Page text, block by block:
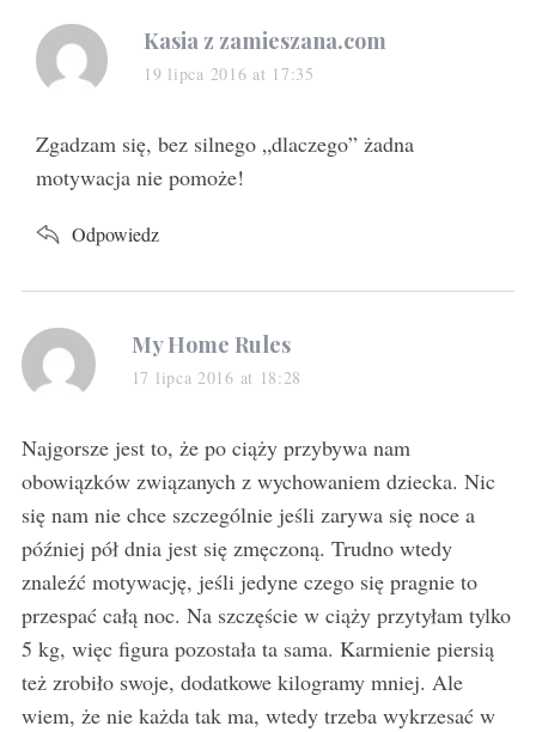
s
a
s
:
Kasia z zamieszana.com
19 lipca 2016 at 17:35
Zgadzam się, bez silnego „dlaczego” żadna
motywacja nie pomoże!
Odpowiedz
s
a
s
:
My Home Rules
17 lipca 2016 at 18:28
Najgorsze jest to, że po ciąży przybywa nam
obowiązków związanych z wychowaniem dziecka. Nic
się nam nie chce szczególnie jeśli zarywa się noce a
później pół dnia jest się zmęczoną. Trudno wtedy
znaleźć motywację, jeśli jedyne czego się pragnie to
przespać całą noc. Na szczęście w ciąży przytyłam tylko
5 kg, więc figura pozostała ta sama. Karmienie piersią
też zrobiło swoje, dodatkowe kilogramy mniej. Ale
wiem, że nie każda tak ma, wtedy trzeba wykrzesać w